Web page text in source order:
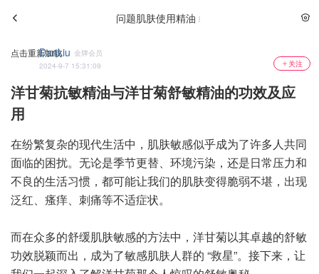
问题肌肤使用精油
点击重新加载
Dankiu 金牌会员
2024-9-7 15:31:09
关注
洋甘菊抗敏精油与洋甘菊舒敏精油的功效及应
用
在纷繁复杂的现代生活中，肌肤敏感似乎成为了许多人共同
面临的困扰。无论是季节更替、环境污染，还是日常压力和
不良的生活习惯，都可能让我们的肌肤变得脆弱不堪，出现
泛红、瘙痒、刺痛等不适症状。
而在众多的舒缓肌肤敏感的方法中，洋甘菊以其卓越的舒敏
功效脱颖而出，成为了敏感肌肤人群的 “救星”。接下来，让